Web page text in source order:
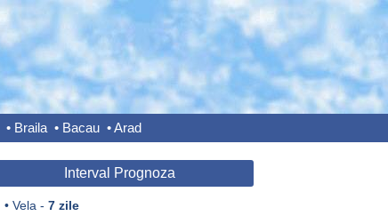
• Braila • Bacau •Arad
Interval Prognoza
• Vela - 7 zile